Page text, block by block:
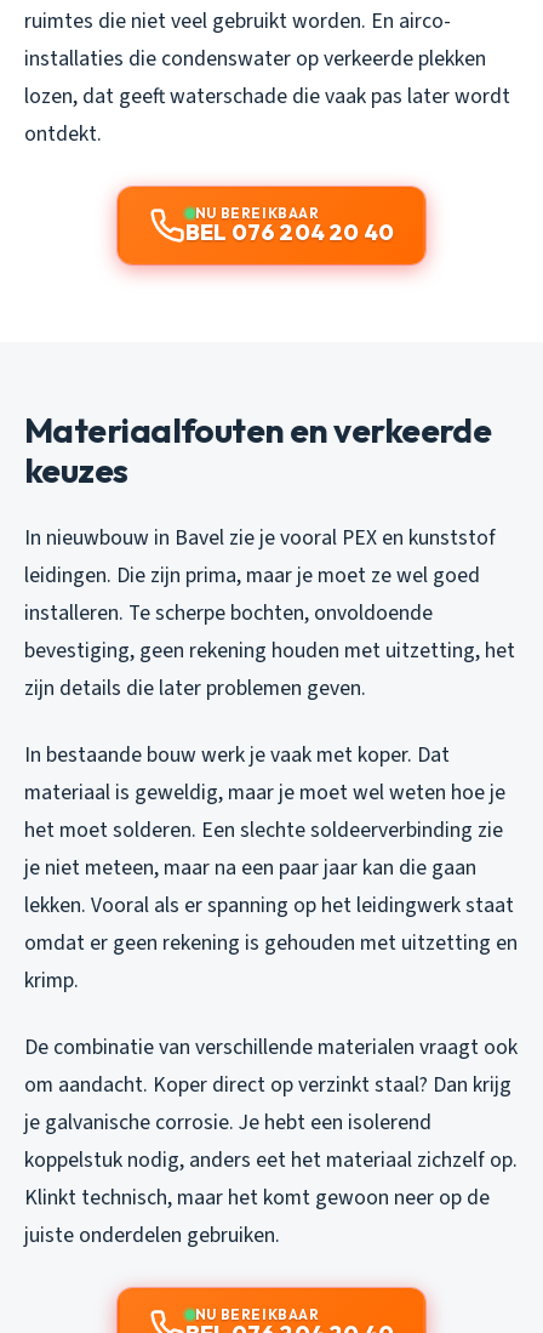
ruimtes die niet veel gebruikt worden. En airco-
installaties die condenswater op verkeerde plekken
lozen, dat geeft waterschade die vaak pas later wordt
ontdekt.
NU BEREIKBAAR
BEL 076 204 20 40
Materiaalfouten en verkeerde
keuzes
In nieuwbouw in Bavel zie je vooral PEX en kunststof
leidingen. Die zijn prima, maar je moet ze wel goed
installeren. Te scherpe bochten, onvoldoende
bevestiging, geen rekening houden met uitzetting, het
zijn details die later problemen geven.
In bestaande bouw werk je vaak met koper. Dat
materiaal is geweldig, maar je moet wel weten hoe je
het moet solderen. Een slechte soldeerverbinding zie
je niet meteen, maar na een paar jaar kan die gaan
lekken. Vooral als er spanning op het leidingwerk staat
omdat er geen rekening is gehouden met uitzetting en
krimp.
De combinatie van verschillende materialen vraagt ook
om aandacht. Koper direct op verzinkt staal? Dan krijg
je galvanische corrosie. Je hebt een isolerend
koppelstuk nodig, anders eet het materiaal zichzelf op.
Klinkt technisch, maar het komt gewoon neer op de
juiste onderdelen gebruiken.
NU BEREIKBAAR